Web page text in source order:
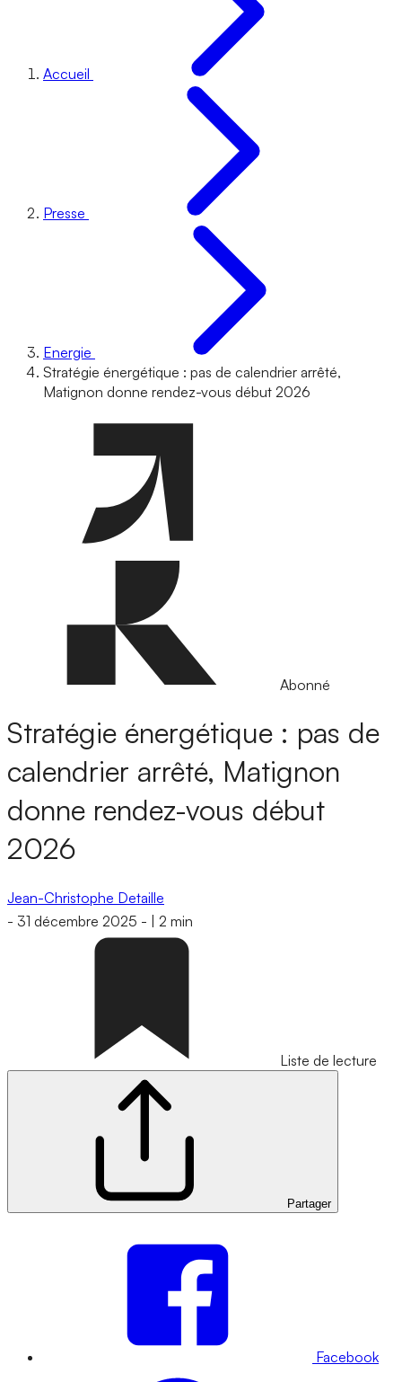
Accueil
Presse
Energie
Stratégie énergétique : pas de calendrier arrêté,
Matignon donne rendez-vous début 2026
Abonné
Stratégie énergétique : pas de
calendrier arrêté, Matignon
donne rendez-vous début
2026
Jean-Christophe Detaille
- 31 décembre 2025 - 2 min
Liste de lecture
Partager
Facebook